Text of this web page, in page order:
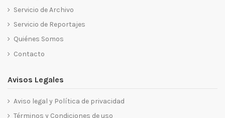
Servicio de Archivo
Servicio de Reportajes
Quiénes Somos
Contacto
Avisos Legales
Aviso legal y Política de privacidad
Términos y Condiciones de uso